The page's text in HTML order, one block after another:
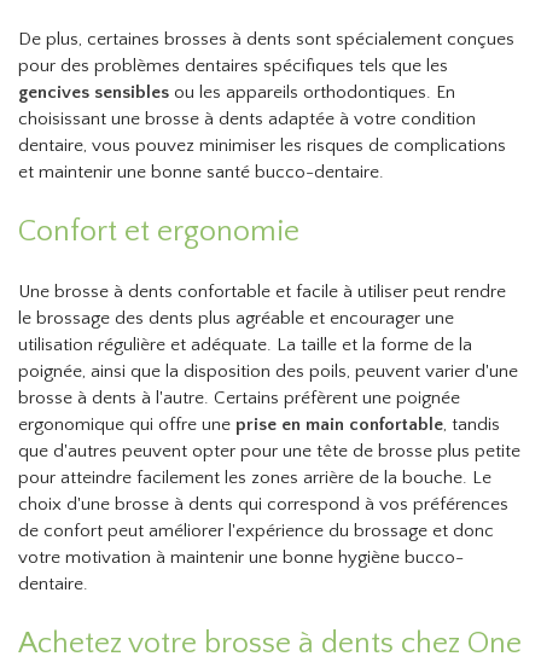
De plus, certaines brosses à dents sont spécialement conçues
pour des problèmes dentaires spécifiques tels que les
gencives sensibles ou les appareils orthodontiques. En
choisissant une brosse à dents adaptée à votre condition
dentaire, vous pouvez minimiser les risques de complications
et maintenir une bonne santé bucco-dentaire.
Confort et ergonomie
Une brosse à dents confortable et facile à utiliser peut rendre
le brossage des dents plus agréable et encourager une
utilisation régulière et adéquate. La taille et la forme de la
poignée, ainsi que la disposition des poils, peuvent varier d'une
brosse à dents à l'autre. Certains préfèrent une poignée
ergonomique qui offre une prise en main confortable, tandis
que d'autres peuvent opter pour une tête de brosse plus petite
pour atteindre facilement les zones arrière de la bouche. Le
choix d'une brosse à dents qui correspond à vos préférences
de confort peut améliorer l'expérience du brossage et donc
votre motivation à maintenir une bonne hygiène bucco-
dentaire.
Achetez votre brosse à dents chez One